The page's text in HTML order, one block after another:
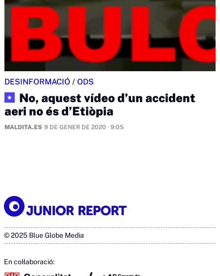
DESINFORMACIÓ / ODS
★
No, aquest vídeo d’un accident
aeri no és d’Etiòpia
MALDITA.ES 9 DE GENER DE 2020 · 9:05
© 2025 Blue Globe Media
En col·laboració: